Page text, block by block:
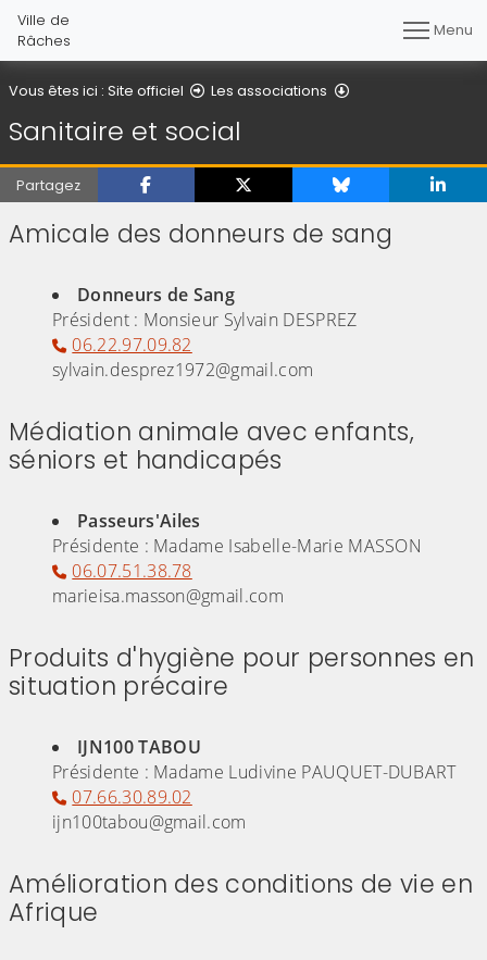
Ville de
Râches
Menu
Vous êtes ici : Site officiel Les associations
Sanitaire et social
Partagez
Amicale des donneurs de sang
Donneurs de Sang
Président : Monsieur Sylvain DESPREZ
06.22.97.09.82
​​​​​​​sylvain.desprez1972@gmail.com
Médiation animale avec enfants,
séniors et handicapés
Passeurs'Ailes
Présidente : Madame Isabelle-Marie MASSON
06.07.51.38.78
​​​​​​marieisa.masson@gma​il.com
Produits d'hygiène pour personnes en
situation précaire
IJN100 TABOU
Présidente : Madame Ludivine PAUQUET-DUBART
07.66.30.89.02
ijn100tabou@gmail.com
Amélioration des conditions de vie en
Afrique